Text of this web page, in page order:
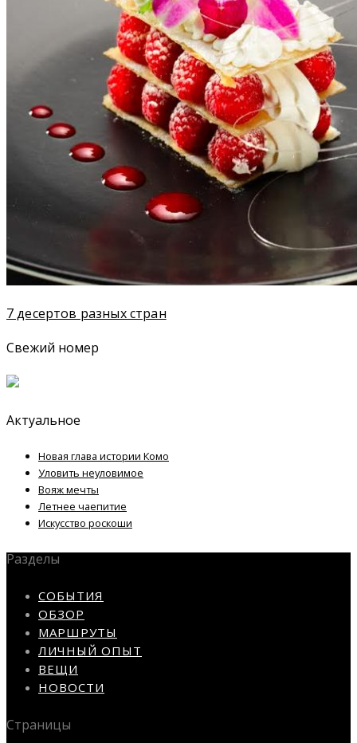
7 десертов разных стран
Свежий номер
Актуальное
Новая глава истории Комо
Уловить неуловимое
Вояж мечты
Летнее чаепитие
Искусство роскоши
Разделы
СОБЫТИЯ
ОБЗОР
МАРШРУТЫ
ЛИЧНЫЙ ОПЫТ
ВЕЩИ
НОВОСТИ
Страницы